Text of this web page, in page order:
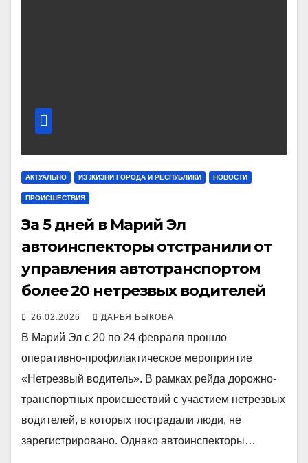
АКТУАЛЬНО ИЗ ЖИЗНИ ГОРОДА И РЕСПУБЛИКИ НОВОСТИ
ПРОИСШЕСТВИЯ
За 5 дней в Марий Эл
автоинспекторы отстранили от
управления автотранспортом
более 20 нетрезвых водителей
26.02.2026 ДАРЬЯ БЫКОВА
В Марий Эл с 20 по 24 февраля прошло
оперативно-профилактическое мероприятие
«Нетрезвый водитель». В рамках рейда дорожно-
транспортных происшествий с участием нетрезвых
водителей, в которых пострадали люди, не
зарегистрировано. Однако автоинспекторы…